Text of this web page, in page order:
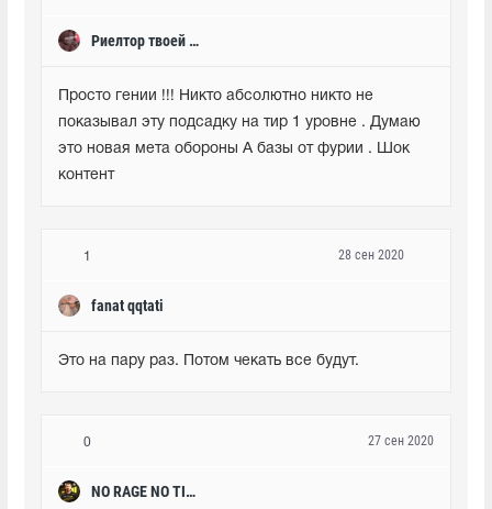
Риелтор твоей мамы
Просто гении !!! Никто абсолютно никто не
показывал эту подсадку на тир 1 уровне . Думаю
это новая мета обороны А базы от фурии . Шок
контент
1
fanat qqtati
28 сен 2020
Это на пару раз. Потом чекать все будут.
0
NO RAGE NO TILT NO ABUSE
27 сен 2020